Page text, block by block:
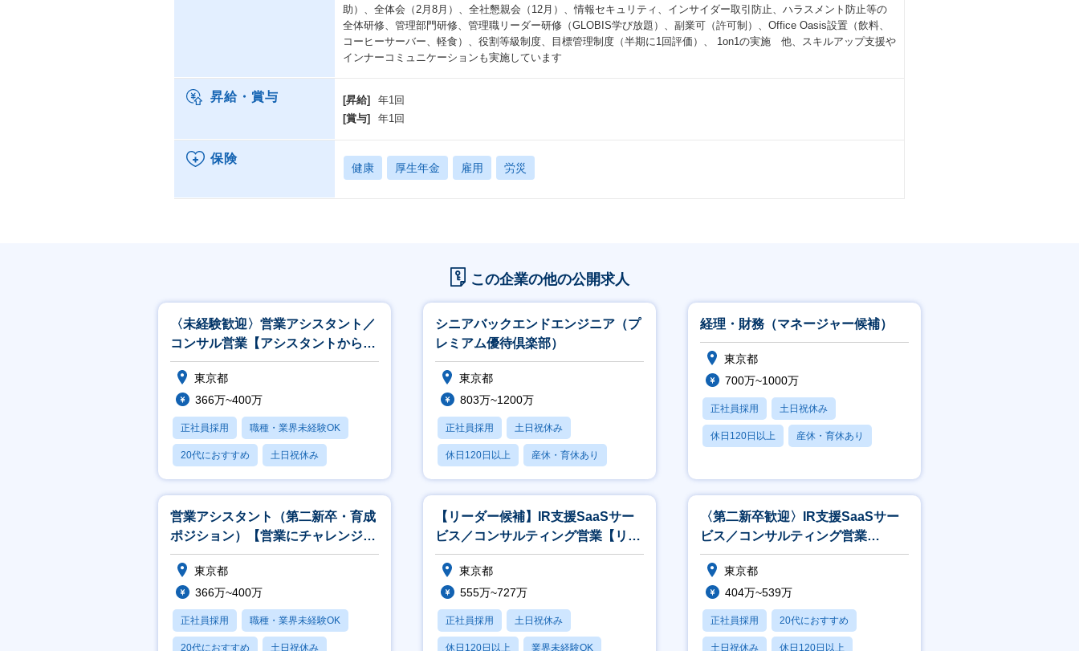
助）、全体会（2月8月）、全社懇親会（12月）、情報セキュリティ、インサイダー取引防止、ハラスメント防止等の
全体研修、管理部門研修、管理職リーダー研修（GLOBIS学び放題）、副業可（許可制）、Office Oasis設置（飲料、
コーヒーサーバー、軽食）、役割等級制度、目標管理制度（半期に1回評価）、 1on1の実施 他、スキルアップ支援や
インナーコミュニケーションも実施しています
昇給・賞与 [昇給]
年1回
[賞与]
年1回
保険
健康 厚生年金 雇用 労災
この企業の他の公開求人
〈未経験歓迎〉営業アシスタント／
コンサル営業【アシスタントから営
業にチャレンジ／業界No.1】
東京都
366万~400万
正社員採用 職種・業界未経験OK
20代におすすめ 土日祝休み
休日120日以上
シニアバックエンドエンジニア（プ
レミアム優待倶楽部）
東京都
803万~1200万
正社員採用 土日祝休み
休日120日以上 産休・育休あり
賞与あり
経理・財務（マネージャー候補）
東京都
700万~1000万
正社員採用 土日祝休み
休日120日以上 産休・育休あり
営業アシスタント（第二新卒・育成
ポジション）【営業にチャレンジし
たい方大歓迎／アシスタントスター
ト】東京都
366万~400万
正社員採用 職種・業界未経験OK
20代におすすめ 土日祝休み
【リーダー候補】IR支援SaaSサー
ビス／コンサルティング営業【リモ
ート週2／IR×IT】
東京都
555万~727万
正社員採用 土日祝休み
休日120日以上 業界未経験OK
〈第二新卒歓迎〉IR支援SaaSサー
ビス／コンサルティング営業
【IR×IT／対上場企業特化】
東京都
404万~539万
正社員採用 20代におすすめ
土日祝休み 休日120日以上